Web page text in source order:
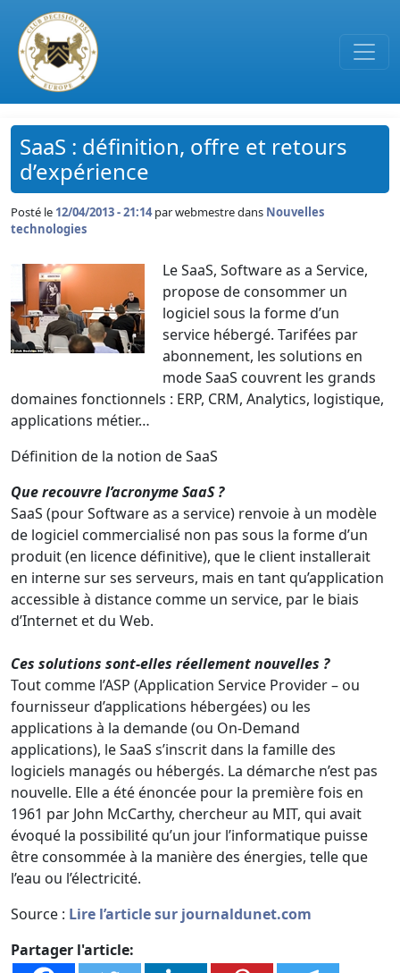
Passer au contenu principal
SaaS : définition, offre et retours
d’expérience
Posté le 12/04/2013 - 21:14 parwebmestre dans Nouvelles
technologies
Le SaaS, Software as a Service,
propose de consommer un
logiciel sous la forme d’un
service hébergé. Tarifées par
abonnement, les solutions en
mode SaaS couvrent les grands
domaines fonctionnels : ERP, CRM, Analytics, logistique,
applications métier…
Définition de la notion de SaaS
Que recouvre l’acronyme SaaS ?
SaaS (pour Software as a service) renvoie à un modèle
de logiciel commercialisé non pas sous la forme d’un
produit (en licence définitive), que le client installerait
en interne sur ses serveurs, mais en tant qu’application
accessible à distance comme un service, par le biais
d’Internet et du Web.
Ces solutions sont-elles réellement nouvelles ?
Tout comme l’ASP (Application Service Provider – ou
fournisseur d’applications hébergées) ou les
applications à la demande (ou On-Demand
applications), le SaaS s’inscrit dans la famille des
logiciels managés ou hébergés. La démarche n’est pas
nouvelle. Elle a été énoncée pour la première fois en
1961 par John McCarthy, chercheur au MIT, qui avait
évoqué la possibilité qu’un jour l’informatique puisse
être consommée à la manière des énergies, telle que
l’eau ou l’électricité.
Source : Lire l’article sur journaldunet.com
Partager l'article: